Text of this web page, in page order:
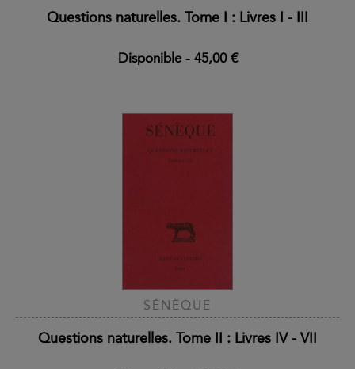
Questions naturelles. Tome I : Livres I - III
Disponible- 45,00 €
SÉNÈQUE
Questions naturelles. Tome II : Livres IV - VII